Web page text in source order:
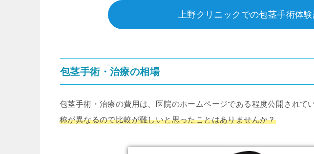
上野クリニックでの包茎手術体
包茎手術・治療の相場
包茎手術・治療の費用は、医院のホームページである程度公開されて
称が異なるので比較が難しいと思ったことはありませんか？